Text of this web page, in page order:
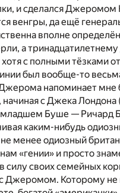
и сделался
венгры, да ещё
вполне
а
с полными тёзками
был вообще-то
напоминает
с Джека
Буше —
каким-нибудь
менее одиозный
«гении» и просто
силу своих семейных
с Джеромом. Которому